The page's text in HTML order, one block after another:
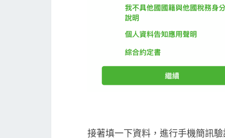
接著填一下資料，進行手機簡訊